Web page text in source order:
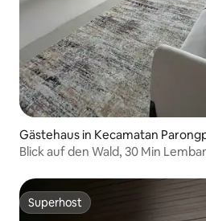
Gästehaus in Kecamatan
Blick auf den Wald, 30 Min
Superhost
Superhost